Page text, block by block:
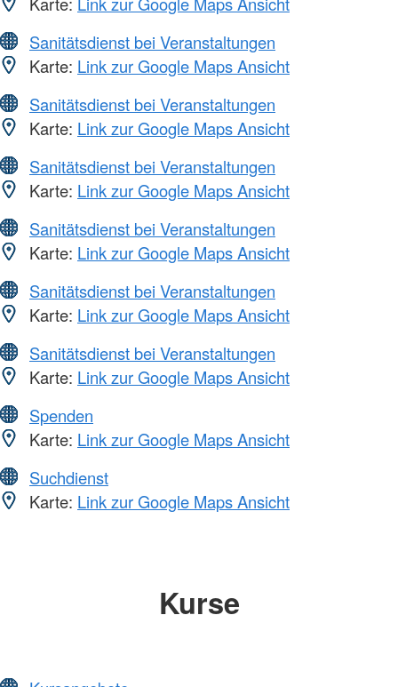
Sanitätsdienst bei Veranstaltungen
Karte: Link zur Google Maps Ansicht
Sanitätsdienst bei Veranstaltungen
Karte: Link zur Google Maps Ansicht
Sanitätsdienst bei Veranstaltungen
Karte: Link zur Google Maps Ansicht
Sanitätsdienst bei Veranstaltungen
Karte: Link zur Google Maps Ansicht
Sanitätsdienst bei Veranstaltungen
Karte: Link zur Google Maps Ansicht
Sanitätsdienst bei Veranstaltungen
Karte: Link zur Google Maps Ansicht
Spenden
Karte: Link zur Google Maps Ansicht
Suchdienst
Karte: Link zur Google Maps Ansicht
Kurse